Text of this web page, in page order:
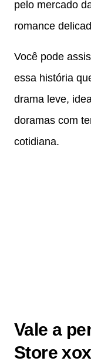
pelo mercado
romance
Você pode
essa história
drama leve,
doramas com
cotidiana.
Vale a
Store